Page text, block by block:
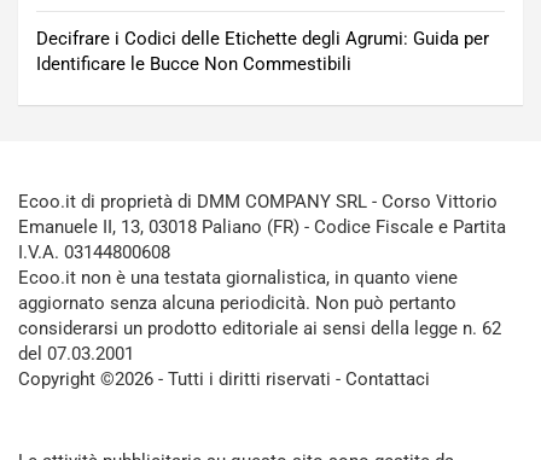
Decifrare i Codici delle Etichette degli Agrumi: Guida per
Identificare le Bucce Non Commestibili
Ecoo.it di proprietà di DMM COMPANY SRL - Corso Vittorio
Emanuele II, 13, 03018 Paliano (FR) - Codice Fiscale e Partita
I.V.A. 03144800608
Ecoo.it non è una testata giornalistica, in quanto viene
aggiornato senza alcuna periodicità. Non può pertanto
considerarsi un prodotto editoriale ai sensi della legge n. 62
del 07.03.2001
Copyright ©2026 - Tutti i diritti riservati - Contattaci